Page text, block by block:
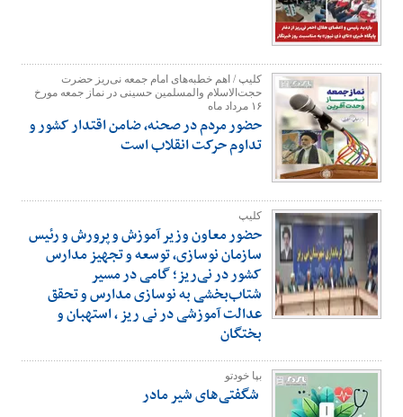
کلیپ / اهم خطبه‌های امام جمعه نی‌ریز حضرت
حجت‌الاسلام والمسلمین حسینی در نماز جمعه مورخ
۱۶ مرداد ماه
حضور مردم در صحنه، ضامن اقتدار کشور و
تداوم حرکت انقلاب است
کلیپ
حضور معاون وزیر آموزش و پرورش و رئیس
سازمان نوسازی، توسعه و تجهیز مدارس
کشور در نی‌ریز؛ گامی در مسیر
شتاب‌بخشی به نوسازی مدارس و تحقق
عدالت آموزشی در نی ریز ، استهبان و
بختگان
بپا خودتو
شگفتی‌های شیر مادر